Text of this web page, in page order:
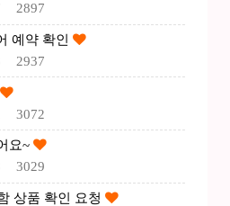
2897
예약 확인
2937
3072
요~
3029
상품 확인 요청